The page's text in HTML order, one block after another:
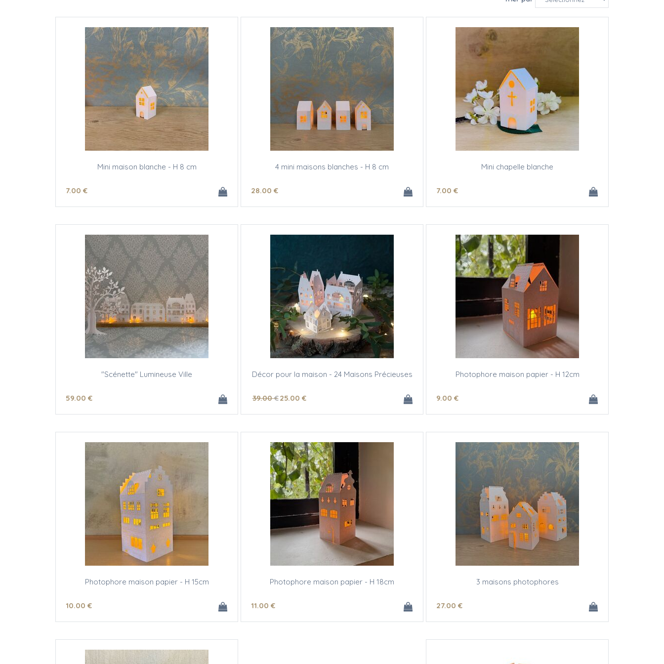
Mini maison blanche - H 8 cm
7.00 €
4 mini maisons blanches - H 8 cm
28.00 €
Mini chapelle blanche
7.00 €
"Scénette" Lumineuse Ville
59.00 €
Décor pour la maison - 24 Maisons Précieuses
39.00 €25.00 €
Photophore maison papier - H 12cm
9.00 €
Photophore maison papier - H 15cm
10.00 €
Photophore maison papier - H 18cm
11.00 €
3 maisons photophores
27.00 €